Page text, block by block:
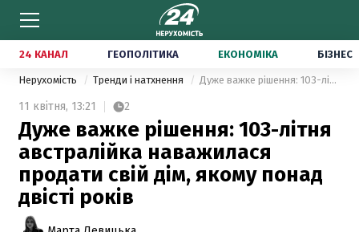
24 КАНАЛ ГЕОПОЛІТИКА ЕКОНОМІКА БІЗНЕС
Нерухомість Тренди і натхнення Дуже важке рішення: 103-літня австралійка наважилася продати свій дім, якому понад двісті років
11 квітня, 13:21 2
Дуже важке рішення: 103-літня
австралійка наважилася
продати свій дім, якому понад
двісті років